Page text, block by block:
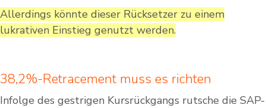
Allerdings könnte dieser Rücksetzer zu einem
lukrativen Einstieg genutzt werden.
38,2%-Retracement muss es richten
Infolge des gestrigen Kursrückgangs rutsche die SAP-